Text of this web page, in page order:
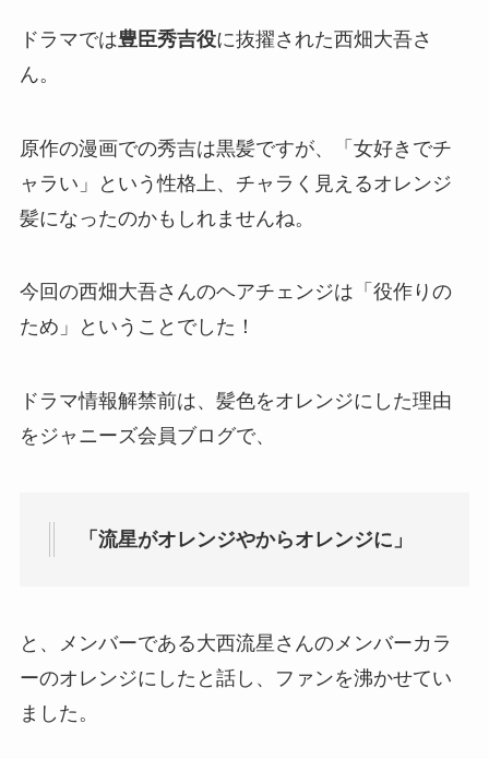
ドラマでは豊臣秀吉役に抜擢された西畑大吾さ
ん。
原作の漫画での秀吉は黒髪ですが、「女好きでチ
ャラい」という性格上、チャラく見えるオレンジ
髪になったのかもしれませんね。
今回の西畑大吾さんのヘアチェンジは 「役作りの
ため」
ということでした！
ドラマ情報解禁前は、髪色をオレンジにした理由
をジャニーズ会員ブログで、
「流星がオレンジやからオレンジに」
と、メンバーである大西流星さんのメンバーカラ
ーのオレンジにしたと話し、ファンを沸かせてい
ました。